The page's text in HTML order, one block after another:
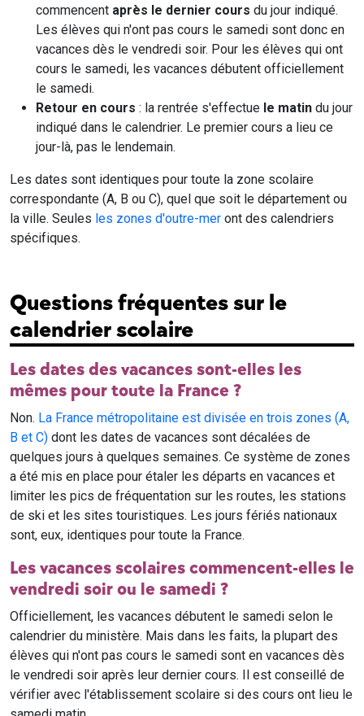
commencent après le dernier cours du jour indiqué.
Les élèves qui n'ont pas cours le samedi sont donc en
vacances dès le vendredi soir. Pour les élèves qui ont
cours le samedi, les vacances débutent officiellement
le samedi.
Retour en cours : la rentrée s'effectue le matin du jour
indiqué dans le calendrier. Le premier cours a lieu ce
jour-là, pas le lendemain.
Les dates sont identiques pour toute la zone scolaire
correspondante (A, B ou C), quel que soit le département ou
la ville. Seules les zones d'outre-mer ont des calendriers
spécifiques.
Questions fréquentes sur le
calendrier scolaire
Les dates des vacances sont-elles les
mêmes pour toute la France ?
Non. La France métropolitaine est divisée en trois zones (A,
B et C) dont les dates de vacances sont décalées de
quelques jours à quelques semaines. Ce système de zones
a été mis en place pour étaler les départs en vacances et
limiter les pics de fréquentation sur les routes, les stations
de ski et les sites touristiques. Les jours fériés nationaux
sont, eux, identiques pour toute la France.
Les vacances scolaires commencent-elles le
vendredi soir ou le samedi ?
Officiellement, les vacances débutent le samedi selon le
calendrier du ministère. Mais dans les faits, la plupart des
élèves qui n'ont pas cours le samedi sont en vacances dès
le vendredi soir après leur dernier cours. Il est conseillé de
vérifier avec l'établissement scolaire si des cours ont lieu le